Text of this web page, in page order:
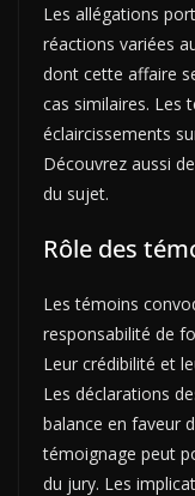
Les allégations
réactions variées
dont cette affaire
cas similaires. Les
éclaircissements
Découvrez aussi
du sujet.
Rôle des
Les témoins
responsabilité de
Leur crédibilité et
Les déclarations
balance en faveur
témoignage peut
du jury. Les